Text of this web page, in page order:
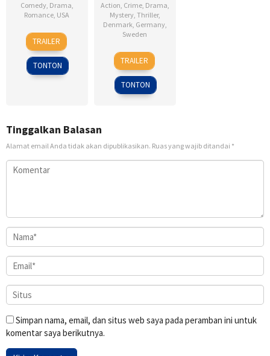
Comedy, Drama,
Romance, USA
6
Feb
2009
Ken
Kwapis
TRAILER
TONTON
Action, Crime, Drama,
Mystery, Thriller,
Denmark, Germany,
Sweden
18
Sep
2009
Daniel
Alfredson
TRAILER
TONTON
Tinggalkan Balasan
Alamat email Anda tidak akan dipublikasikan. Ruas yang wajib ditandai *
Simpan nama, email, dan situs web saya pada peramban ini untuk
komentar saya berikutnya.